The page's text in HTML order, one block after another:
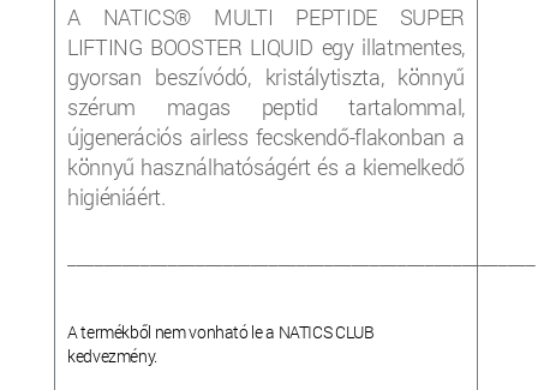
A NATICS® MULTI PEPTIDE SUPER
LIFTING BOOSTER LIQUID egy illatmentes,
gyorsan beszívódó, kristálytiszta, könnyű
szérum magas peptid tartalommal,
újgenerációs airless fecskendő-flakonban a
könnyű használhatóságért és a kiemelkedő
higiéniáért.
A termékből nem vonható le a NATICS CLUB
kedvezmény.